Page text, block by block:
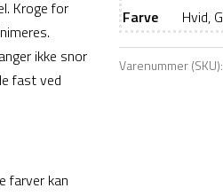
antal
Kroge for
ikke snor
fast ved
farver kan
Farve
Hvid,
Varenummer (SKU):